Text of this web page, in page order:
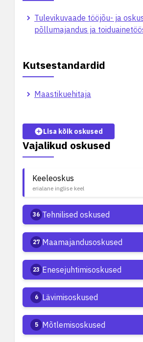
Tulevikuvaade tööjõu- ja
põllumajandus ja
Kutsestandardid
Maastikuehitaja
Vajalikud oskused
Lisa kõik oskused
Keeleoskus
erialane inglise keel
36 Tehnilised oskused
27 Maamajandusoskused
23 Enesejuhtimisoskused
6 Lävimisoskused
5 Mõtlemisoskused